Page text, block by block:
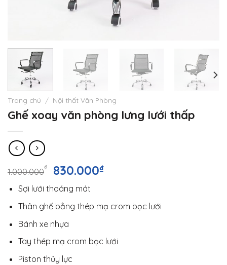
Trang chủ / Nội thất Văn Phòng
Ghế xoay văn phòng lưng lưới thấp
1.000.000₫
Giá
gốc
là:
1.000.000₫.
830.000₫Giá
là:
Sợi lưới thoáng mát
Thân ghế bằng thép mạ crom bọc lưới
Bánh xe nhựa
Tay thép mạ crom bọc lưới
Piston thủy lực